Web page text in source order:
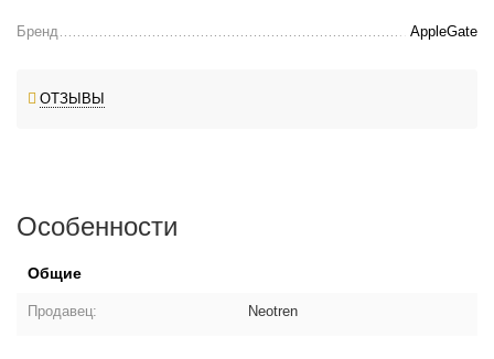
Бренд AppleGate
ОТЗЫВЫ
Особенности
Общие
Продавец: Neotren